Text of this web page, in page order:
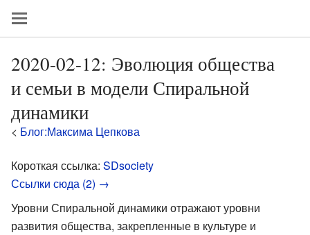
2020-02-12: Эволюция общества
и семьи в модели Спиральной
динамики
< Блог:Максима Цепкова
Короткая ссылка: SDsociety
Ссылки сюда (2) →
Уровни Спиральной динамики отражают уровни
развития общества, закрепленные в культуре и